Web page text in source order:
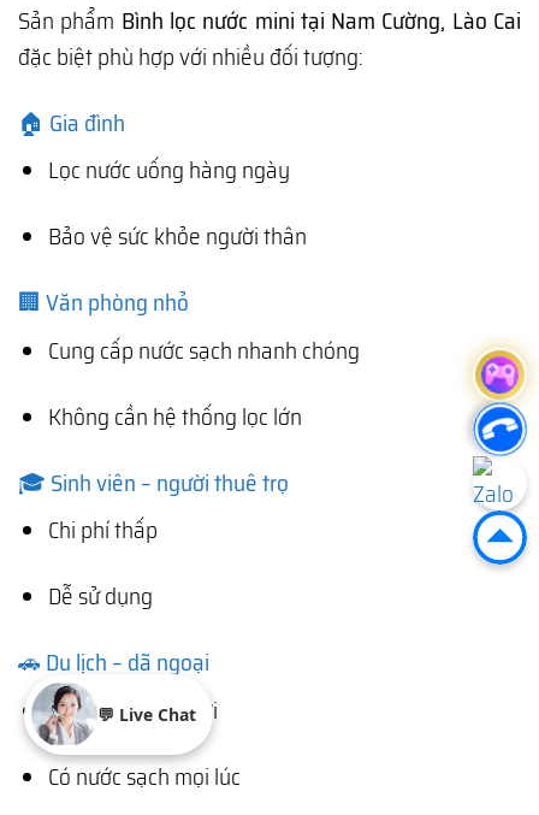
Sản phẩm Bình lọc nước mini tại Nam Cường, Lào Cai
đặc biệt phù hợp với nhiều đối tượng:
🏠 Gia đình
Lọc nước uống hàng ngày
Bảo vệ sức khỏe người thân
🏢 Văn phòng nhỏ
Cung cấp nước sạch nhanh chóng
Không cần hệ thống lọc lớn
🎓 Sinh viên – người thuê trọ
Chi phí thấp
Dễ sử dụng
🚗 Du lịch – dã ngoại
Mang theo tiện lợi
Có nước sạch mọi lúc
💬 Live Chat